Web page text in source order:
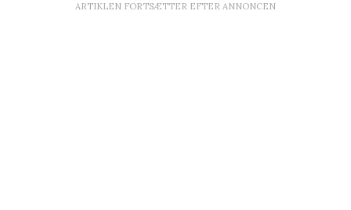
ARTIKLEN FORTSÆTTER EFTER ANNONCEN